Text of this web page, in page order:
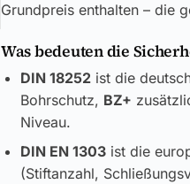
Grundpreis enthalten – die
Was bedeuten die
DIN 18252ist die
Bohrschutz, BZ+
Niveau.
DIN EN 1303ist die
(Stiftanzahl,